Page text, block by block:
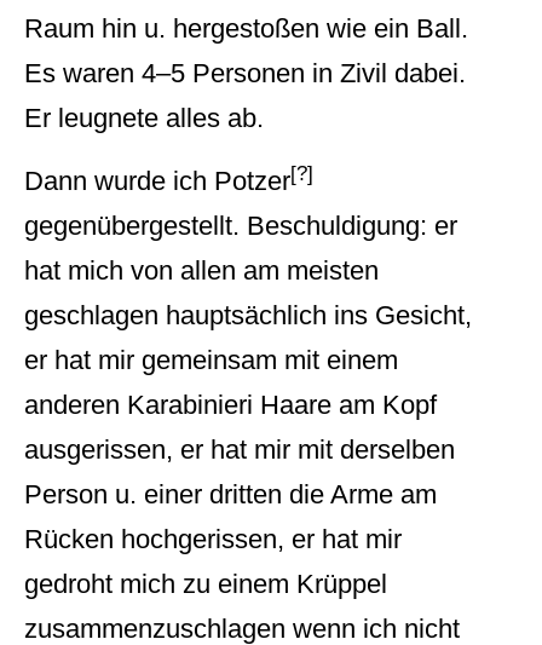
Raum hin u. hergestoßen wie ein Ball.
Es waren 4–5 Personen in Zivil dabei.
Er leugnete alles ab.
Dann wurde ich Potzer[?]
gegenübergestellt. Beschuldigung: er
hat mich von allen am meisten
geschlagen hauptsächlich ins Gesicht,
er hat mir gemeinsam mit einem
anderen Karabinieri Haare am Kopf
ausgerissen, er hat mir mit derselben
Person u. einer dritten die Arme am
Rücken hochgerissen, er hat mir
gedroht mich zu einem Krüppel
zusammenzuschlagen wenn ich nicht